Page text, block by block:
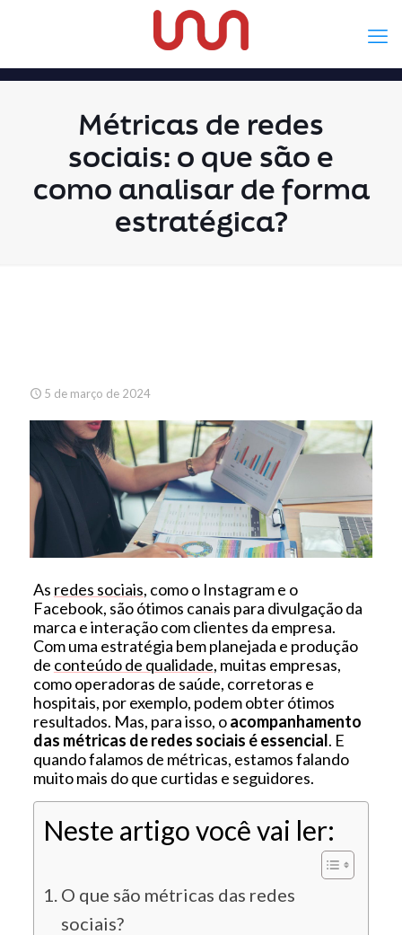
Métricas de redes
sociais: o que são e
como analisar de forma
estratégica?
5 de março de 2024
As redes sociais, como o Instagram e o
Facebook, são ótimos canais para divulgação da
marca e interação com clientes da empresa.
Com uma estratégia bem planejada e produção
de conteúdo de qualidade, muitas empresas,
como operadoras de saúde, corretoras e
hospitais, por exemplo, podem obter ótimos
resultados. Mas, para isso, oacompanhamento
das métricas de redes sociais é essencial. E
quando falamos de métricas, estamos falando
muito mais do que curtidas e seguidores.
Neste artigo você vai ler:
O que são métricas das redes
sociais?